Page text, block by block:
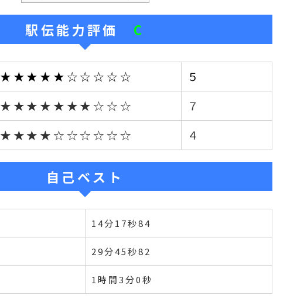
駅伝能力評価 C
★★★★★☆☆☆☆☆ ５
★★★★★★★☆☆☆ ７
★★★★☆☆☆☆☆☆ ４
自己ベスト
14分17秒84
29分45秒82
1時間3分0秒